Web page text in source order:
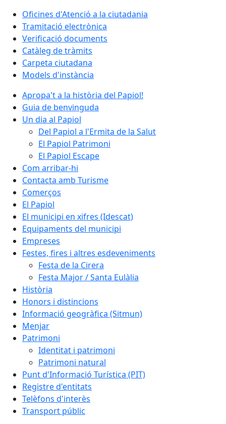
Oficines d'Atenció a la ciutadania
Tramitació electrònica
Verificació documents
Catàleg de tràmits
Carpeta ciutadana
Models d'instància
Apropa't a la història del Papiol!
Guia de benvinguda
Un dia al Papiol
Del Papiol a l'Ermita de la Salut
El Papiol Patrimoni
El Papiol Escape
Com arribar-hi
Contacta amb Turisme
Comerços
El Papiol
El municipi en xifres (Idescat)
Equipaments del municipi
Empreses
Festes, fires i altres esdeveniments
Festa de la Cirera
Festa Major / Santa Eulàlia
Història
Honors i distincions
Informació geogràfica (Sitmun)
Menjar
Patrimoni
Identitat i patrimoni
Patrimoni natural
Punt d'Informació Turística (PIT)
Registre d'entitats
Telèfons d'interès
Transport públic